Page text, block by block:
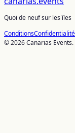
Quoi de neuf sur les îles
ConditionsConfidentialité
© 2026 Canarias